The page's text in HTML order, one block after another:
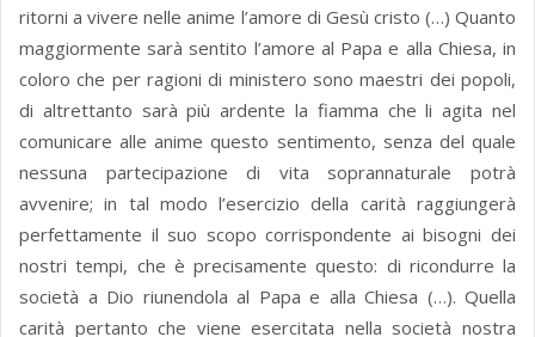
ritorni a vivere nelle anime l’amore di Gesù cristo (…) Quanto
maggiormente sarà sentito l’amore al Papa e alla Chiesa, in
coloro che per ragioni di ministero sono maestri dei popoli,
di altrettanto sarà più ardente la fiamma che li agita nel
comunicare alle anime questo sentimento, senza del quale
nessuna partecipazione di vita soprannaturale potrà
avvenire; in tal modo l’esercizio della carità raggiungerà
perfettamente il suo scopo corrispondente ai bisogni dei
nostri tempi, che è precisamente questo: di ricondurre la
società a Dio riunendola al Papa e alla Chiesa (…). Quella
carità pertanto che viene esercitata nella società nostra